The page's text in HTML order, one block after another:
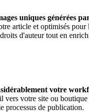
uniques générées
article et optimisés pour
d'auteur tout en
votre
vers votre site ou
processus de publication.